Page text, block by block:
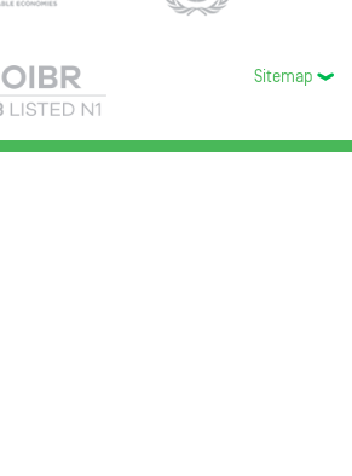
Sitemap